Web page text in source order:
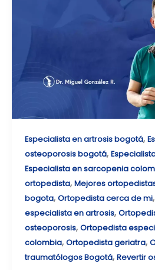
Especialista en artrosis bogotá,
osteoporosis bogotá,
Especialista en sarcopenia
ortopedista, Mejores
bogota, Ortopedista cerca de mi,
especialista en artrosis,
osteoporosis, Ortopedista
colombia, Ortopedista geriatra,
traumatólogos Bogotá, Revertir